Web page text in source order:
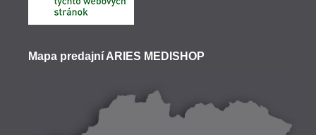
Mapa predajní ARIES MEDISHOP